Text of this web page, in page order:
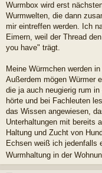
Wurmbox wird erst
Wurmwelten, die dann
mir eintreffen werden. Ich
Eimern, weil der Thread
you have" trägt.
Meine Würmchen werden
Außerdem mögen Würmer
die ja auch neugierig rum
hörte und bei Fachleuten
das Wissen angewiesen,
Unterhaltungen mit bereits
Haltung und Zucht von
Echsen weiß ich jedenfalls
Wurmhaltung in der